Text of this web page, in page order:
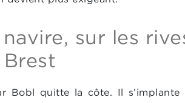
sur les
Bobl quitte la côte. Il